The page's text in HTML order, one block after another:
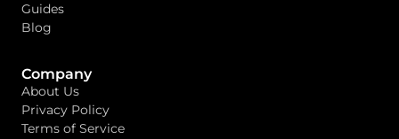
Guides
Blog
Company
About Us
Privacy Policy
Terms of Service